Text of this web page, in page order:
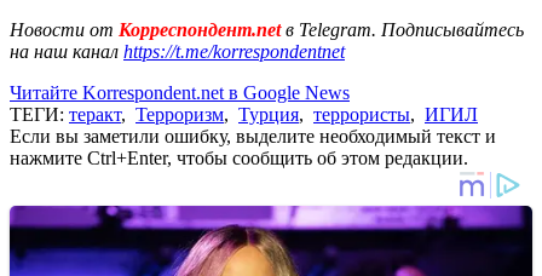
Новости от Корреспондент.netв Telegram. Подписывайтесь
на наш канал https://t.me/korrespondentnet
Читайте Korrespondent.net в Google News
ТЕГИ: теракт, Терроризм, Турция, террористы, ИГИЛ
Если вы заметили ошибку, выделите необходимый текст и
нажмите Ctrl+Enter, чтобы сообщить об этом редакции.